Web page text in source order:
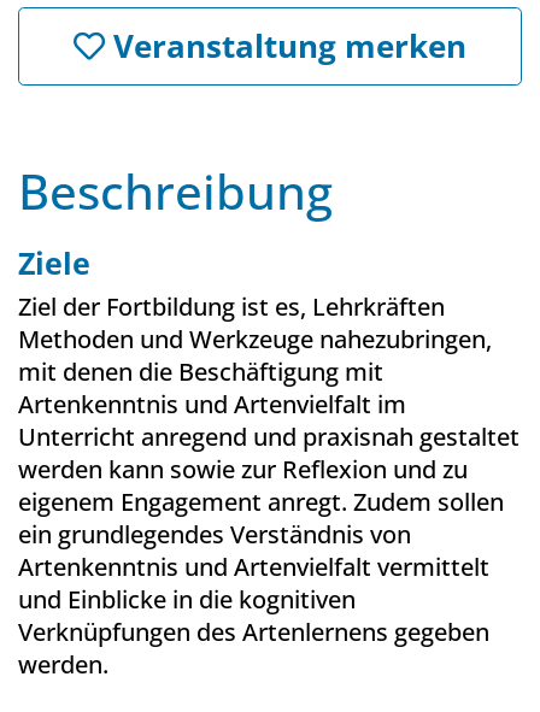
Veranstaltung merken
Beschreibung
Ziele
Ziel der Fortbildung ist es, Lehrkräften
Methoden und Werkzeuge nahezubringen,
mit denen die Beschäftigung mit
Artenkenntnis und Artenvielfalt im
Unterricht anregend und praxisnah gestaltet
werden kann sowie zur Reflexion und zu
eigenem Engagement anregt. Zudem sollen
ein grundlegendes Verständnis von
Artenkenntnis und Artenvielfalt vermittelt
und Einblicke in die kognitiven
Verknüpfungen des Artenlernens gegeben
werden.